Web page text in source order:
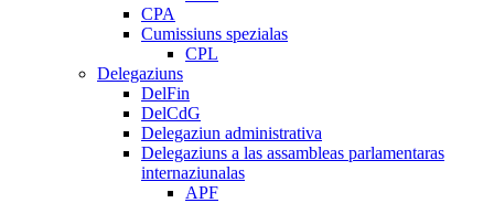
CPA
Cumissiuns spezialas
CPL
Delegaziuns
DelFin
DelCdG
Delegaziun administrativa
Delegaziuns a las assambleas parlamentaras
internaziunalas
APF